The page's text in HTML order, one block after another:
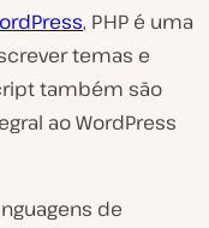
, PHP é uma
temas e
também são
ao WordPress
de